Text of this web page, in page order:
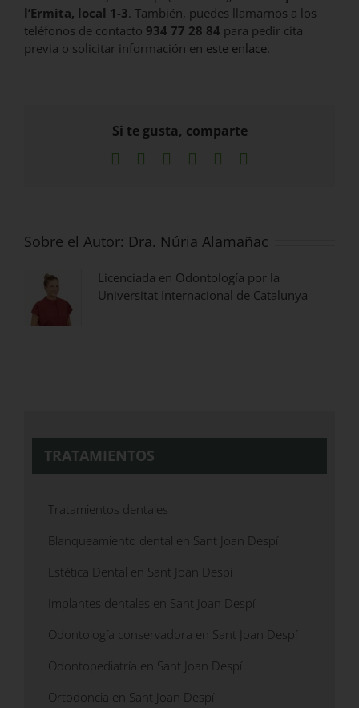
l’Ermita, local 1-3. También, puedes llamarnos a los
teléfonos de contacto 934 77 28 84 para pedir cita
previa o solicitar información en este enlace.
Si te gusta, comparte
Facebook LinkedInWhatsApp
Pinterest
Sobre el Autor: Dra. Núria Alamañac
Licenciada en Odontología por la
Universitat Internacional de Catalunya
TRATAMIENTOS
Tratamientos dentales
Blanqueamiento dental en Sant Joan Despí
Estética Dental en Sant Joan Despí
Implantes dentales en Sant Joan Despí
Odontología conservadora en Sant Joan Despí
Odontopediatría en Sant Joan Despí
Ortodoncia en Sant Joan Despí